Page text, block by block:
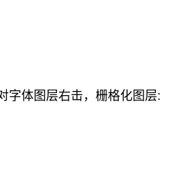
字体图层右击，栅格化图层: